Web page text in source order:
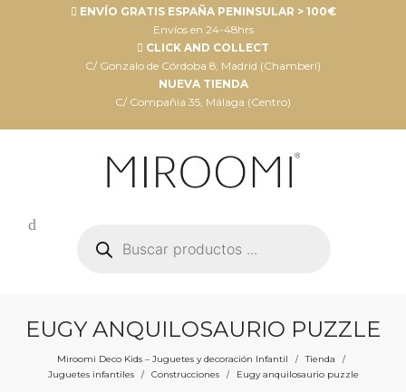
ENVÍO GRATIS ESPAÑA PENINSULAR > 100€
Envíos en 24-48hrs
CLICK AND COLLECT
C/ Gonzalo de Córdoba 8, Madrid (Chamberí)
NUEVA TIENDA
C/ Compañia 35, Málaga (Centro)
productos
EUGY ANQUILOSAURIO PUZZLE
Miroomi Deco Kids – Juguetes y decoración Infantil / Tienda /
Juguetes infantiles / Construcciones / Eugy anquilosaurio puzzle